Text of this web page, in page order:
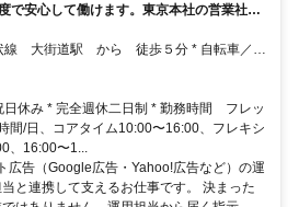
で安心して働けます。東京本社の営業社員
ポジションです。
場／駐車場はご自身でご手配ください
日休み * 完全週休二日制 * 勤務時間 フレッ
間/日、コアタイム10:00〜16:00、フレキシ
、16:00〜1...
広告（Google広告・Yahoo!広告など）の運
と連携して支えるお仕事です。 決まった